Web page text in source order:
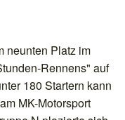
neunten Platz im
Rennens" auf
180 Startern kann
MK-Motorsport